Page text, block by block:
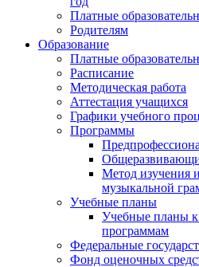
Платные
Родителям
Образование
Платные
Расписание
Методическая работа
Аттестация учащихся
Графики учебного
Программы
Метод изучения
музыкальной
Учебные планы
Учебные планы
программам
Федеральные
Фонд оценочных